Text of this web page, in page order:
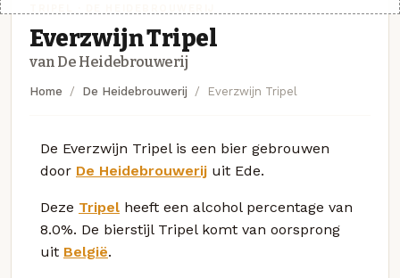
Everzwijn Tripel
van De Heidebrouwerij
Home De Heidebrouwerij Everzwijn Tripel
De Everzwijn Tripel is een bier gebrouwen
door De Heidebrouwerij uit Ede.
Deze Tripel heeft een alcohol percentage van
8.0%. De bierstijl Tripel komt van oorsprong
uit België.